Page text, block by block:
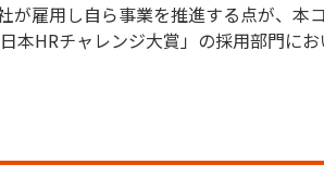
雇用し自ら事業を推進する点が、本
HRチャレンジ大賞」の採用部門に